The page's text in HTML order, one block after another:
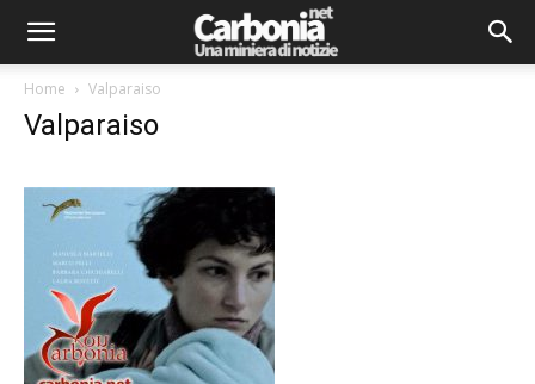
Home Valparaiso
Valparaiso